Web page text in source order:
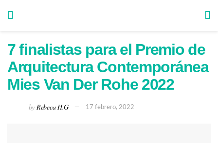
7 finalistas para el Premio de
Arquitectura Contemporánea
Mies Van Der Rohe 2022
by Rebeca H.G 17 febrero, 2022